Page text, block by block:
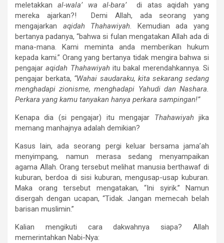
meletakkanal-wala’ wa al-bara’
di atas aqidah yang
mereka ajarkan?! Demi Allah, ada seorang yang
mengajarkan aqidah Thahawiyah. Kemudian ada yang
bertanya padanya, “bahwa si fulan mengatakan Allah ada di
mana-mana. Kami meminta anda memberikan hukum
kepada kami.” Orang yang bertanya tidak mengira bahwa si
pengajaraqidah Thahawiyahitu bakal merendahkannya. Si
pengajar berkata, “Wahai saudaraku, kita sekarang sedang
menghadapi zionisme, menghadapi Yahudi dan Nashara.
Perkara yang kamu tanyakan hanya perkara sampingan!”
Kenapa dia (si pengajar) itu mengajar Thahawiyahjika
memang manhajnya adalah demikian?
Kasus lain, ada seorang pergi keluar bersama jama’ah
menyimpang, namun merasa sedang menyampaikan
agama Allah. Orang tersebut melihat manusia berthawaf di
kuburan, berdoa di sisi kuburan, mengusap-usap kuburan.
Maka orang tersebut mengatakan, “Ini syirik.” Namun
disergah dengan ucapan, “Tidak. Jangan memecah belah
barisan muslimin.”
Kalian mengikuti cara dakwahnya siapa? Allah
memerintahkan Nabi-Nya: